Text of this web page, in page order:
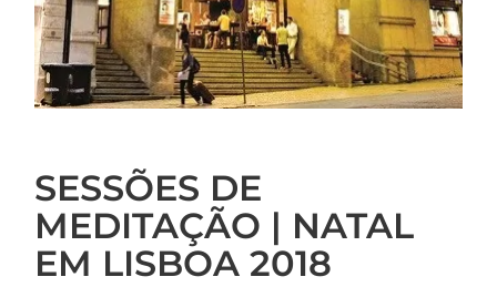
SESSÕES DE
MEDITAÇÃO | NATAL
EM LISBOA 2018